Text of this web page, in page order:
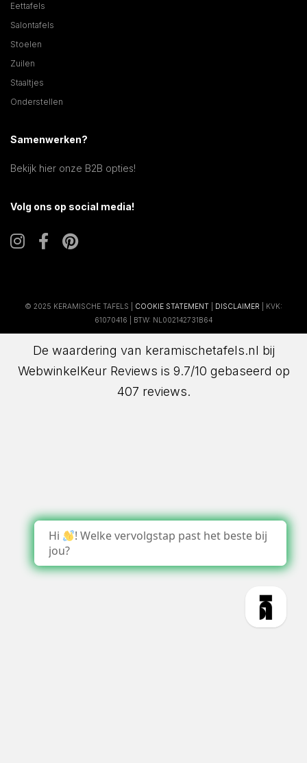
Eettafels
Salontafels
Stoelen
Zuilen
Staaltjes
Onderstellen
Samenwerken?
Bekijk hier onze B2B opties!
Volg ons op social media!
© 2025 KERAMISCHE TAFELS | COOKIE STATEMENT DISCLAIMER | KVK:
61070416 | BTW: NL002142731B64
De waardering van keramischetafels.nl bij
WebwinkelKeur Reviews is 9.7/10 gebaseerd op
407 reviews.
Hi
! Welke vervolgstap past het beste bij
jou?